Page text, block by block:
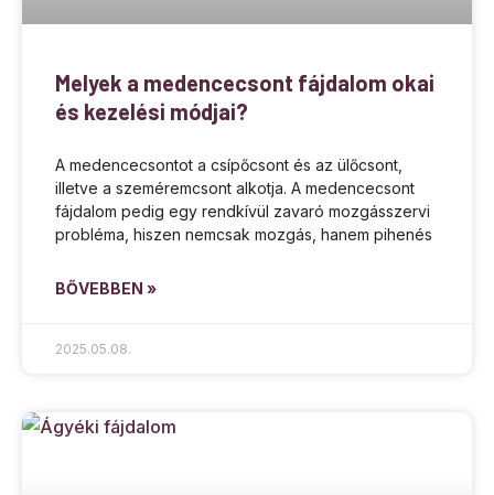
Melyek a medencecsont fájdalom okai
és kezelési módjai?
A medencecsontot a csípőcsont és az ülőcsont,
illetve a szeméremcsont alkotja. A medencecsont
fájdalom pedig egy rendkívül zavaró mozgásszervi
probléma, hiszen nemcsak mozgás, hanem pihenés
BŐVEBBEN »
2025.05.08.